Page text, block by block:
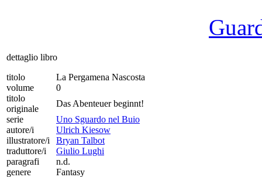
dettaglio libro
titolo
La Pergamena Nascosta
volume
0
titolo
originale
Das Abenteuer beginnt!
serie
Uno Sguardo nel Buio
autore/i
Ulrich Kiesow
illustratore/i
Bryan Talbot
traduttore/i
Giulio Lughi
paragrafi
n.d.
genere
Fantasy